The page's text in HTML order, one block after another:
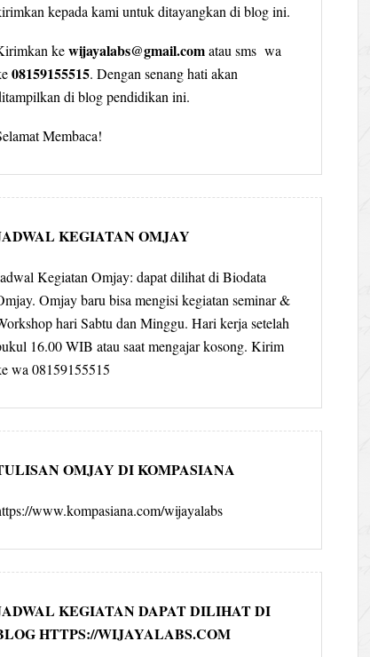
kepada kami untuk ditayangkan di blog ini.
kewijayalabs@gmail.comatau sms wa
08159155515. Dengan senang hati akan
di blog pendidikan ini.
Membaca!
KEGIATAN OMJAY
Kegiatan Omjay: dapat dilihat di Biodata
Omjay baru bisa mengisi kegiatan seminar &
hari Sabtu dan Minggu. Hari kerja setelah
16.00 WIB atau saat mengajar kosong. Kirim
wa 08159155515
OMJAY DI KOMPASIANA
www.kompasiana.com/wijayalabs
KEGIATAN DAPAT DILIHAT DI
HTTPS://WIJAYALABS.COM